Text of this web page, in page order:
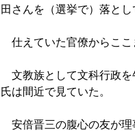
田さんを（選挙で）落とし
仕えていた官僚からここ
文教族として文科行政を
氏は間近で見ていた。
安倍晋三の腹心の友が理